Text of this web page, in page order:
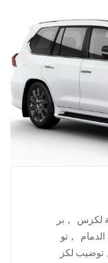
لكزس , بر
, تو
, توضيب لكز